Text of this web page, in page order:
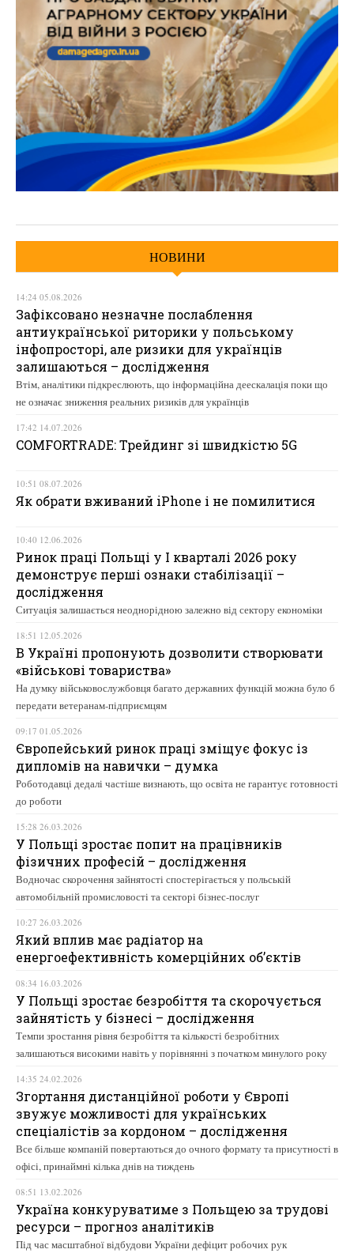
НОВИНИ
14:24 05.08.2026
Зафіксовано незначне послаблення
антиукраїнської риторики у польському
інфопросторі, але ризики для українців
залишаються – дослідження
Втім, аналітики підкреслюють, що інформаційна деескалація поки що
не означає зниження реальних ризиків для українців
17:42 14.07.2026
COMFORTRADE: Трейдинг зі швидкістю 5G
10:51 08.07.2026
Як обрати вживаний iPhone і не помилитися
10:40 12.06.2026
Ринок праці Польщі у І кварталі 2026 року
демонструє перші ознаки стабілізації –
дослідження
Ситуація залишається неоднорідною залежно від сектору економіки
18:51 12.05.2026
В Україні пропонують дозволити створювати
«військові товариства»
На думку військовослужбовця багато державних функцій можна було б
передати ветеранам-підприємцям
09:17 01.05.2026
Європейський ринок праці зміщує фокус із
дипломів на навички – думка
Роботодавці дедалі частіше визнають, що освіта не гарантує готовності
до роботи
15:28 26.03.2026
У Польщі зростає попит на працівників
фізичних професій – дослідження
Водночас скорочення зайнятості спостерігається у польській
автомобільній промисловості та секторі бізнес-послуг
10:27 26.03.2026
Який вплив має радіатор на
енергоефективність комерційних об’єктів
08:34 16.03.2026
У Польщі зростає безробіття та скорочується
зайнятість у бізнесі – дослідження
Темпи зростання рівня безробіття та кількості безробітних
залишаються високими навіть у порівнянні з початком минулого року
14:35 24.02.2026
Згортання дистанційної роботи у Європі
звужує можливості для українських
спеціалістів за кордоном – дослідження
Все більше компаній повертаються до очного формату та присутності в
офісі, принаймні кілька днів на тиждень
08:51 13.02.2026
Україна конкуруватиме з Польщею за трудові
ресурси – прогноз аналітиків
Під час масштабної відбудови України дефіцит робочих рук